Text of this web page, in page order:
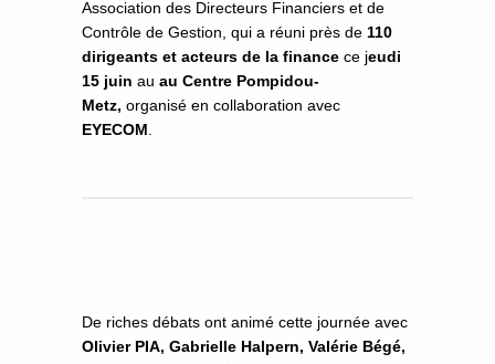
Association des Directeurs Financiers et de
Contrôle de Gestion, qui a réuni près de 110
dirigeants et acteurs de la finance ce jeudi
15 juin au au Centre Pompidou-
Metz, organisé en collaboration avec
EYECOM
De riches débats ont animé cette journée avec
Olivier PIA, Gabrielle Halpern, Valérie Bégé,